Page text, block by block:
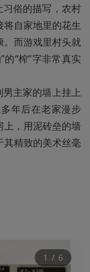
自家地里的花生
。而游戏里村头就
“榨”字非常真实
年后在老家漫步
上，用泥砖垒的墙
精致的美术丝毫
1 / 6